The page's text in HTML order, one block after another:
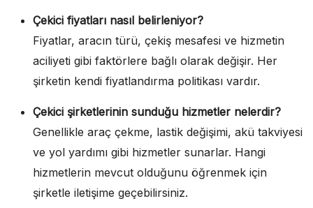
Çekici fiyatları nasıl belirleniyor?
Fiyatlar, aracın türü, çekiş mesafesi ve hizmetin
aciliyeti gibi faktörlere bağlı olarak değişir. Her
şirketin kendi fiyatlandırma politikası vardır.
Çekici şirketlerinin sunduğu hizmetler nelerdir?
Genellikle araç çekme, lastik değişimi, akü takviyesi
ve yol yardımı gibi hizmetler sunarlar. Hangi
hizmetlerin mevcut olduğunu öğrenmek için
şirketle iletişime geçebilirsiniz.